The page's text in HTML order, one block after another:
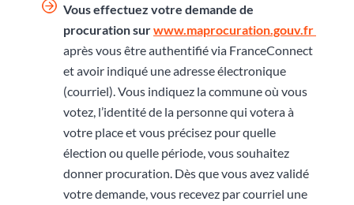
Vous effectuez votre demande de
procuration surwww.maprocuration.gouv.fr
après vous être authentifié via FranceConnect
et avoir indiqué une adresse électronique
(courriel). Vous indiquez la commune où vous
votez, l’identité de la personne qui votera à
votre place et vous précisez pour quelle
élection ou quelle période, vous souhaitez
donner procuration. Dès que vous avez validé
votre demande, vous recevez par courriel une